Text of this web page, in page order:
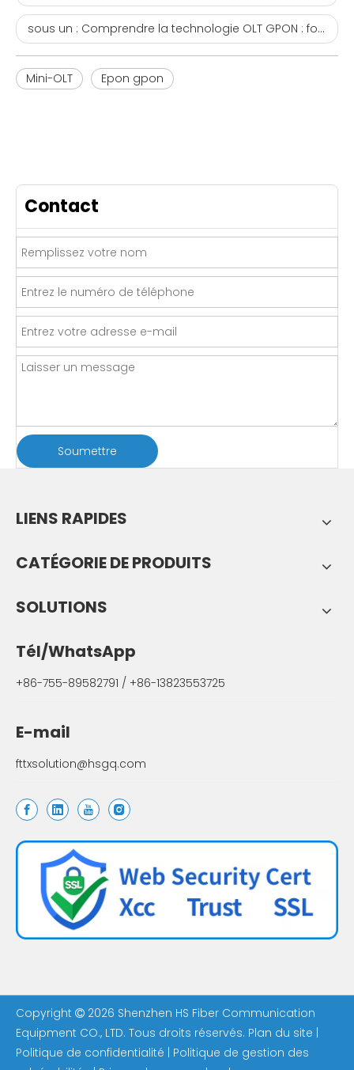
sous un : Comprendre la technologie OLT GPON : fonctionnalités et applications clés
Mini-OLT Epon gpon
Contact
Soumettre
LIENS RAPIDES
CATÉGORIE DE PRODUITS
SOLUTIONS
Tél/WhatsApp
+86-755-89582791 / +86-13823553725
E-mail
fttxsolution@hsgq.com
Copyright  2026 Shenzhen HS Fiber Communication
Equipment CO., LTD. Tous droits réservés. Plan du site |
Politique de confidentialité | Politique de gestion des